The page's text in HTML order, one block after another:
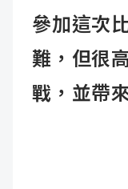
參加這次
難，但很
戰，並帶